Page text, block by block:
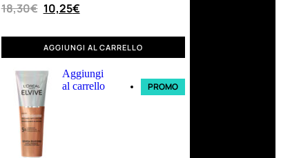
18,30€ 10,25€
AGGIUNGI AL CARRELLO
Aggiungi
al carrello
PROMO